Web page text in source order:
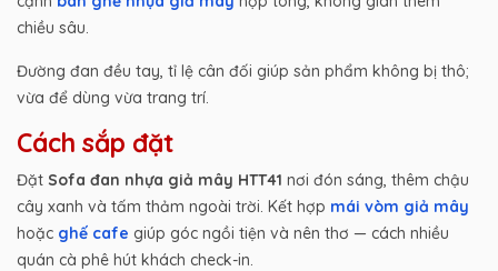
chiều sâu.
Đường đan đều tay, tỉ lệ cân đối giúp sản phẩm không bị thô;
vừa để dùng vừa trang trí.
Cách sắp đặt
Đặt Sofa đan nhựa giả mây HTT41 nơi đón sáng, thêm chậu
cây xanh và tấm thảm ngoài trời. Kết hợp mái vòm giả mây
hoặc ghế cafe giúp góc ngồi tiện và nên thơ — cách nhiều
quán cà phê hút khách check-in.